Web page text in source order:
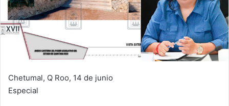
Chetumal, Q Roo, 14 de junio
Especial